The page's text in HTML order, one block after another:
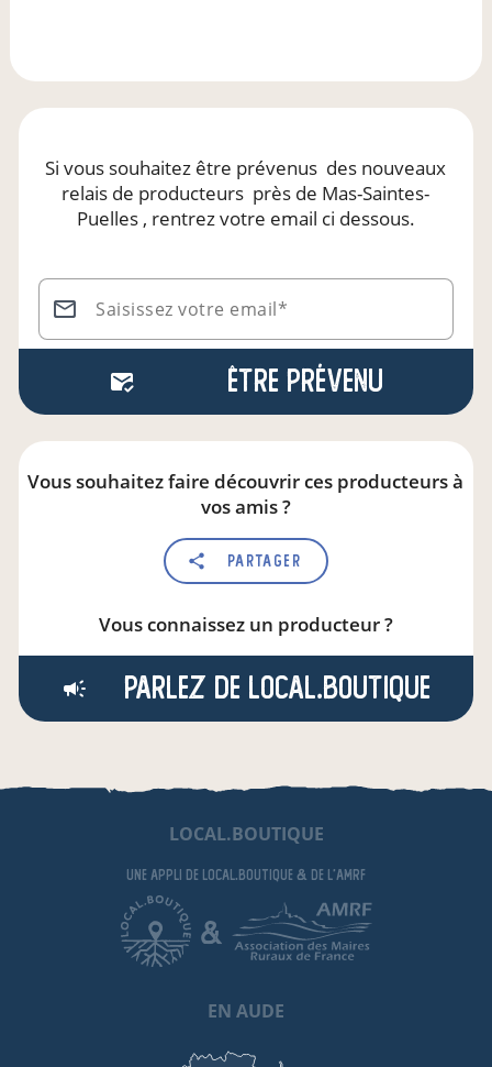
Si vous souhaitez être prévenus des nouveaux
relais de producteurs près de Mas-Saintes-
Puelles, rentrez votre email ci dessous.
Saisissez votre email*
Être prévenu
Vous souhaitez faire découvrir ces producteurs à
vos amis ?
Partager
Vous connaissez un producteur ?
Parlez de local.boutique
LOCAL.BOUTIQUE
une appli de local.boutique & de l'AMRF
&
EN AUDE